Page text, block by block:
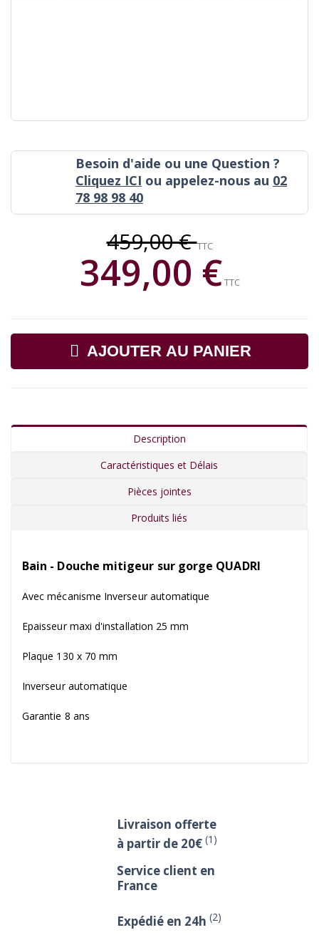
Besoin d'aide ou une Question ?
Cliquez ICI ou appelez-nous au 02
78 98 98 40
459,00 €TTC
349,00 €TTC
AJOUTER AU PANIER
Description
Caractéristiques et Délais
Pièces jointes
Produits liés
Bain - Douche mitigeur sur gorge QUADRI
Avec mécanisme Inverseur automatique
Epaisseur maxi d'installation 25 mm
Plaque 130 x 70 mm
Inverseur automatique
Garantie 8 ans
Livraison offerte
à partir de 20€ (1)
Service client en
France
Expédié en 24h (2)